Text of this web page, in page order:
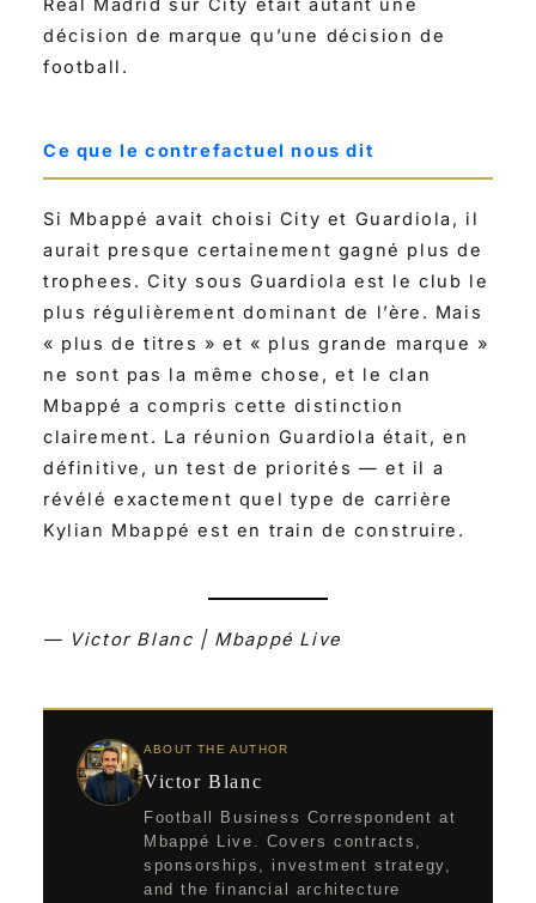
Real Madrid sur City était autant une
décision de marque qu’une décision de
football.
Ce que le contrefactuel nous dit
Si Mbappé avait choisi City et Guardiola, il
aurait presque certainement gagné plus de
trophees. City sous Guardiola est le club le
plus régulièrement dominant de l’ère. Mais
« plus de titres » et « plus grande marque »
ne sont pas la même chose, et le clan
Mbappé a compris cette distinction
clairement. La réunion Guardiola était, en
définitive, un test de priorités — et il a
révélé exactement quel type de carrière
Kylian Mbappé est en train de construire.
— Victor Blanc | Mbappé Live
ABOUT THE AUTHOR
Victor Blanc
Football Business Correspondent at
Mbappé Live. Covers contracts,
sponsorships, investment strategy,
and the financial architecture